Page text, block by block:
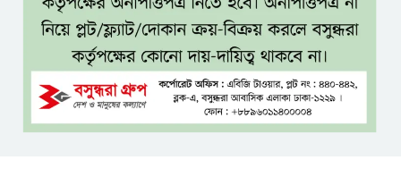
বঙ্গভবনের নতুন বাসিন্দা কি মির্জা
ফখরুল? বিএনপিতে জোর
আলোচনা, সিদ্ধান্ত নেবেন তারেক
রহমান